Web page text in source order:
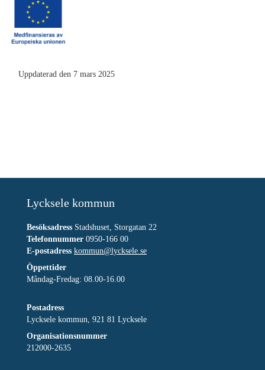
Uppdaterad den 7 mars 2025
Lycksele kommun
Besöksadress Stadshuset, Storgatan 22
Telefonnummer 0950-166 00
E-postadress kommun@lycksele.se
Öppettider
Måndag-Fredag: 08.00-16.00
Postadress
Lycksele kommun, 921 81 Lycksele
Organisationsnummer
212000-2635